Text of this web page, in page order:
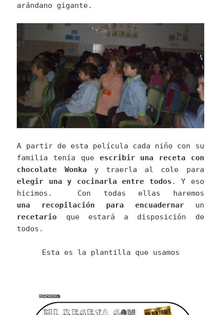
arándano gigante.
A partir de esta película cada niño con su
familia tenía que escribir una receta con
chocolate Wonka y traerla al cole para
elegir una y cocinarla entre todos . Y eso
hicimos. Con todas ellas haremos
una recopilación para encuadernarun
recetario que estará a disposición de
todos.
Esta es la plantilla que usamos